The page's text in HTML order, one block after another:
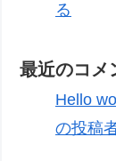
る
最近のコメ
Hello
の投稿